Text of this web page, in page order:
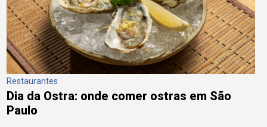
Restaurantes
Dia da Ostra: onde comer ostras em São
Paulo